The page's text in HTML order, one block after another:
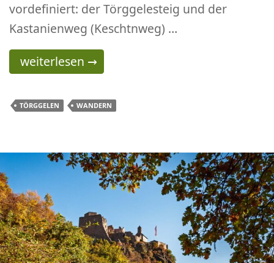
vordefiniert: der Törggelesteig und der
Kastanienweg (Keschtnweg) …
Törggelen am Villanderer Törggelesteig und
weiterlesen →
TÖRGGELEN WANDERN